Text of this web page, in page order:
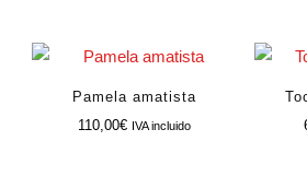
Pamela amatista
110,00€ IVA incluido